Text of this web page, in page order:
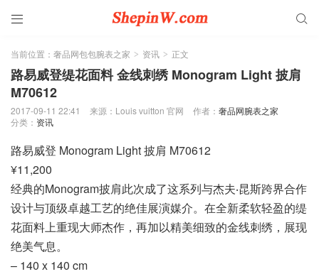
 
当前位置： 奢品网包包腕表之家 > 资讯 > 正文
路易威登缇花面料 金线刺绣 Monogram Light 披肩
M70612
2017-09-11 22:41 来源：Louis vuitton 官网 作者： 奢品网腕表之家
分类： 资讯
路易威登 Monogram Light 披肩 M70612
¥11,200
经典的Monogram披肩此次成了这系列与杰夫‧昆斯跨界合作
设计与顶级卓越工艺的绝佳展演媒介。在全新柔软轻盈的缇
花面料上重现大师杰作，再加以精美细致的金线刺绣，展现
绝美气息。
– 140 x 140 cm